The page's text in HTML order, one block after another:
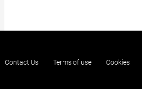
Contact Us Terms of use Cookies